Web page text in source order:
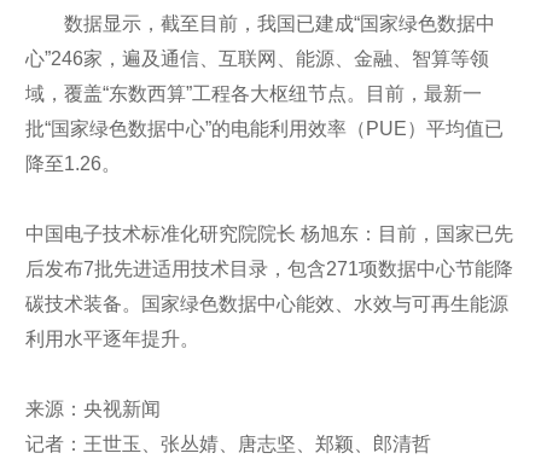
数据显示，截至目前，我国已建成“国家绿色数据中
心”246家，遍及通信、互联网、能源、金融、智算等领
域，覆盖“东数西算”工程各大枢纽节点。目前，最新一
批“国家绿色数据中心”的电能利用效率（PUE）平均值已
降至1.26。
中国电子技术标准化研究院院长 杨旭东：目前，国家已先
后发布7批先进适用技术目录，包含271项数据中心节能降
碳技术装备。国家绿色数据中心能效、水效与可再生能源
利用水平逐年提升。
来源：央视新闻
记者：王世玉、张丛婧、唐志坚、郑颖、郎清哲